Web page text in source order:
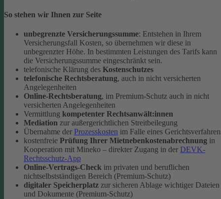
So stehen wir Ihnen zur Seite
unbegrenzte Versicherungssumme: Entstehen in Ihrem
Versicherungsfall Kosten, so übernehmen wir diese in
unbegrenzter Höhe. In bestimmten Leistungen des Tarifs kann
die Versicherungssumme eingeschränkt sein.
telefonische Klärung des Kostenschutzes
telefonische Rechtsberatung, auch in nicht versicherten
Angelegenheiten
Online-Rechtsberatung, im Premium-Schutz auch in nicht
versicherten Angelegenheiten
Vermittlung kompetenter Rechtsanwält:innen
Mediation zur außergerichtlichen Streitbeilegung
Übernahme der Prozesskosten im Falle eines
kostenfreie Prüfung Ihrer Mietnebenkostenabrechnung in
Kooperation mit Mineko – direkter Zugang in der DEVK-
Rechtsschutz-App
Online-Vertrags-Check im privaten und beruflichen
nichtselbstständigen Bereich (Premium-Schutz)
digitaler Speicherplatz zur sicheren Ablage wichtiger Dateien
und Dokumente (Premium-Schutz)